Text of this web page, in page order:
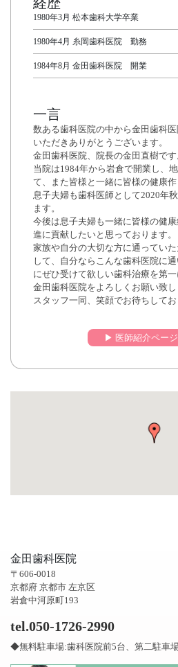
1980年3月 松本歯科大学卒業
1980年4月 糸岡歯科医院 勤務
1984年8月 金田歯科医院 開業
一言
数ある歯科医院の中から金田歯科
いただきありがとうございます。
金田歯科医院、院長の金田直樹です
当院は1984年から岩倉で開業し、
て、また皆様と一緒に皆様の健康作
息子夫婦も歯科医師として2020年
ます。
今後は息子夫婦も一緒に皆様の健
進に貢献したいと思っております。
家族や自分の大切な方に通ってい
して、自分ならこんな歯科医院に
にぜひ受けて欲しい歯科治療を第一
金田歯科医院をよろしくお願い致し
スタッフ一同、笑顔でお待ちしてお
▶︎ 医師紹介ペー
金田歯科医院
〒606-0018
京都府 京都市 左京区
岩倉中河原町193
tel.050-1726-2990
◆無料駐車場:歯科医院前5台、第二駐車